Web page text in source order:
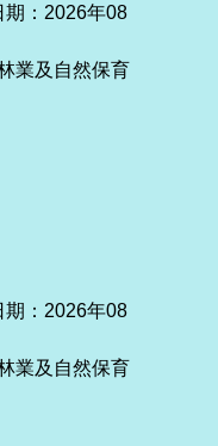
期：2026年08
業及自然保育
期：2026年08
業及自然保育